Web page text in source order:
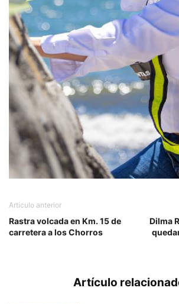
Artículo anterior
Rastra volcada en Km. 15 de
carretera a los Chorros
Dilma
Artículo